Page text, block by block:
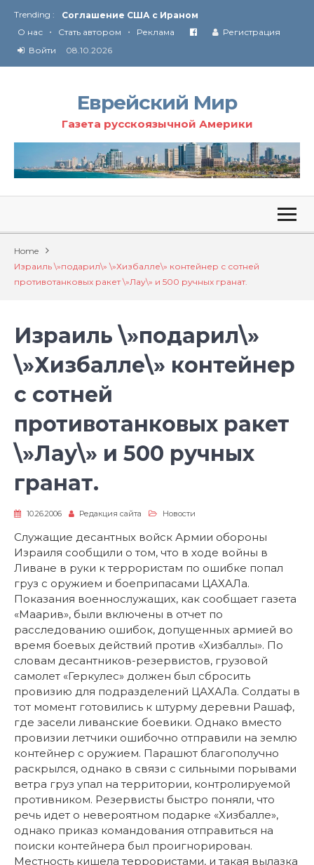
Trending :
Соглашение США с Ираном
Технология Революции в Иране
О нас • Стать автором • Реклама
Регистрация
Войти
08.10.2026
Еврейский Мир
Газета русскоязычной Америки
Home
Израиль \»подарил\» \»Хизбалле\» контейнер с сотней
противотанковых ракет \»Лау\» и 500 ручных гранат.
Израиль \»подарил\»
\»Хизбалле\» контейнер
с сотней
противотанковых ракет
\»Лау\» и 500 ручных
гранат.
10.26.2006 Редакция сайта Новости
Служащие десантных войск Армии обороны
Израиля сообщили о том, что в ходе войны в
Ливане в руки к террористам по ошибке попал
груз с оружием и боеприпасами ЦАХАЛа.
Показания военнослужащих, как сообщает газета
«Маарив», были включены в отчет по
расследованию ошибок, допущенных армией во
время боевых действий против «Хизбаллы». По
словам десантников-резервистов, грузовой
самолет «Геркулес» должен был сбросить
провизию для подразделений ЦАХАЛа. Солдаты в
тот момент готовились к штурму деревни Рашаф,
где засели ливанские боевики. Однако вместо
провизии летчики ошибочно отправили на землю
контейнер с оружием. Парашют благополучно
раскрылся, однако в связи с сильными порывами
ветра груз упал на территории, контролируемой
противником. Резервисты быстро поняли, что
речь идет о невероятном подарке «Хизбалле»,
однако приказ командования отправиться на
поиски контейнера был проигнорирован.
Местность кишела террористами, и такая вылазка